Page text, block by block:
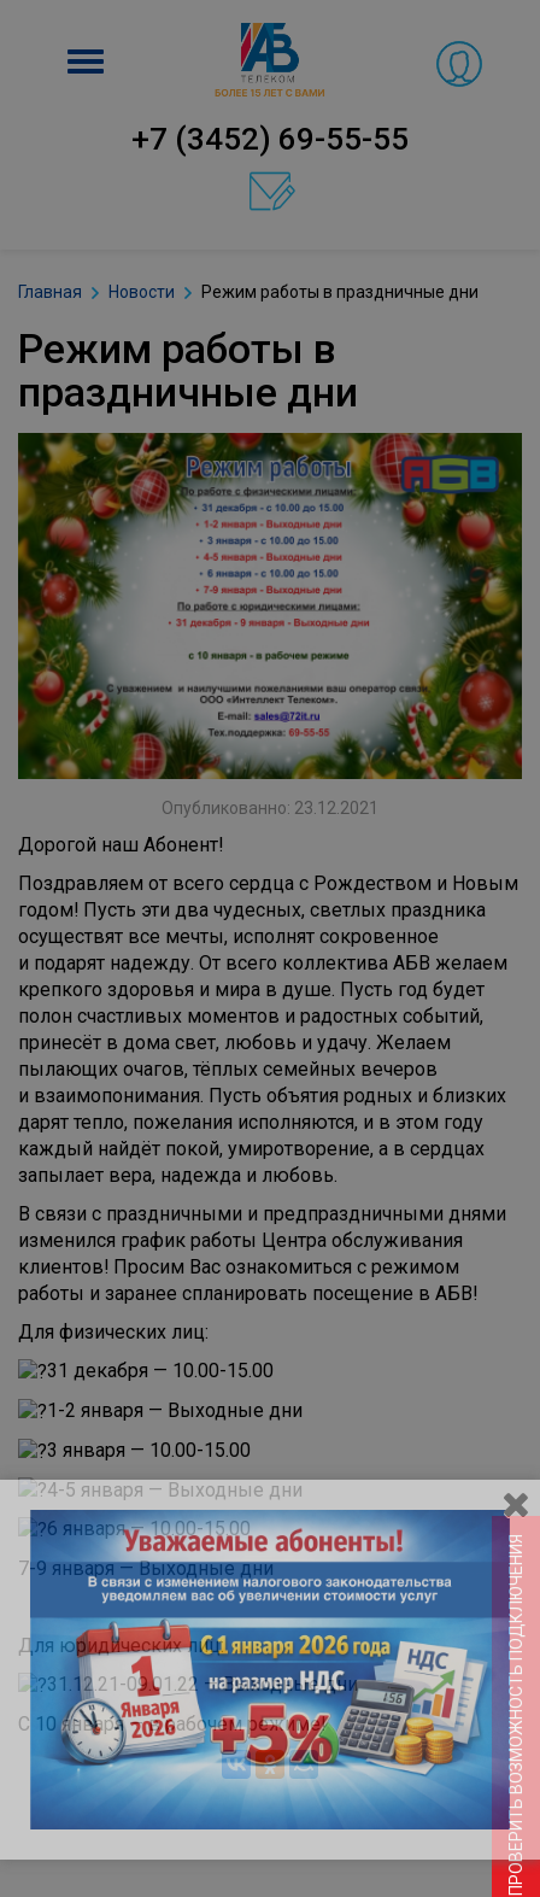
Включить
+7 (3452) 69-55-55
Главная Новости Режим работы в праздничные дни
ПРОВЕРИТЬ ВОЗМОЖНОСТЬ ПОДКЛЮЧЕНИЯ
Режим работы в
праздничные дни
Опубликованно: 23.12.2021
Дорогой наш Абонент!
Поздравляем от всего сердца с Рождеством и Новым
годом! Пусть эти два чудесных, светлых праздника
осуществят все мечты, исполнят сокровенное
и подарят надежду. От всего коллектива АБВ желаем
крепкого здоровья и мира в душе. Пусть год будет
полон счастливых моментов и радостных событий,
принесёт в дома свет, любовь и удачу. Желаем
пылающих очагов, тёплых семейных вечеров
и взаимопонимания. Пусть объятия родных и близких
дарят тепло, пожелания исполняются, и в этом году
каждый найдёт покой, умиротворение, а в сердцах
запылает вера, надежда и любовь.
В связи с праздничными и предпраздничными днями
изменился график работы Центра обслуживания
клиентов! Просим Вас ознакомиться с режимом
работы и заранее спланировать посещение в АБВ!
Для физических лиц:
31 декабря — 10.00-15.00
1-2 января — Выходные дни
3 января — 10.00-15.00
4-5 января — Выходные дни
6 января — 10.00-15.00
7-9 января — Выходные дни
Для юридических лиц:
31.12.21-09.01.22 — Выходные дни
С 10 января — в рабочем режиме!